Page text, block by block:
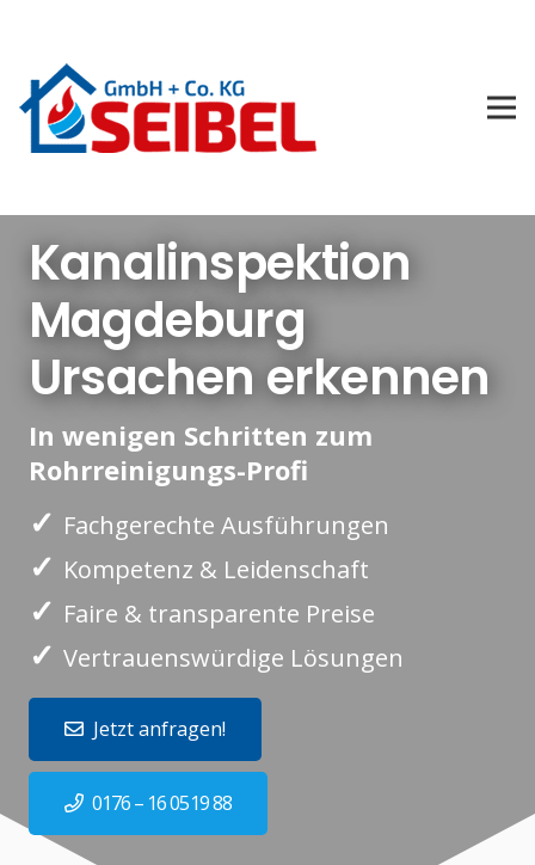
Kanalinspektion
Magdeburg
Ursachen erkennen
In wenigen Schritten zum
Rohrreinigungs-Profi
✓ Fachgerechte Ausführungen
✓ Kompetenz & Leidenschaft
✓ Faire & transparente Preise
✓ Vertrauenswürdige Lösungen
Jetzt anfragen!
0176 – 16 0519 88